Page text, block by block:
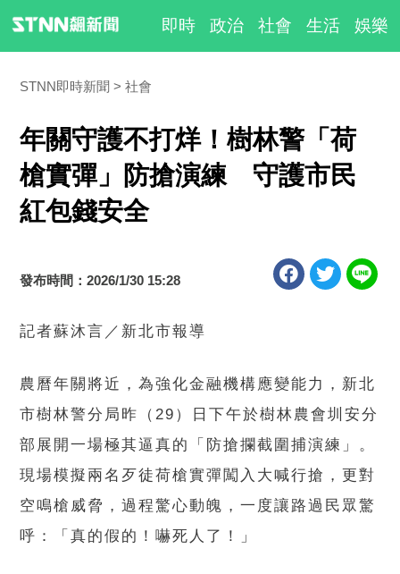
即時 政治 社會 生活 娛樂
STNN即時新聞 社會
年關守護不打烊！樹林警「荷
槍實彈」防搶演練 守護市民
紅包錢安全
發布時間：2026/1/30 15:28
記者蘇沐言／新北市報導
農曆年關將近，為強化金融機構應變能力，新北
市樹林警分局昨（29）日下午於樹林農會圳安分
部展開一場極其逼真的「防搶攔截圍捕演練」。
現場模擬兩名歹徒荷槍實彈闖入大喊行搶，更對
空鳴槍威脅，過程驚心動魄，一度讓路過民眾驚
呼：「真的假的！嚇死人了！」